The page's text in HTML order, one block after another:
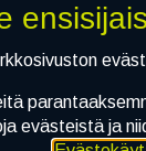
evästeistä ja